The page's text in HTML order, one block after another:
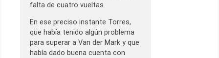
falta de cuatro vueltas.
En ese preciso instante Torres,
que había tenido algún problema
para superar a Van der Mark y que
había dado buena cuenta con